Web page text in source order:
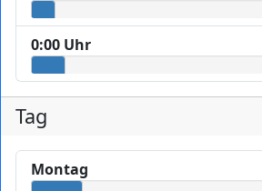
0:00 Uhr
Tag
Montag